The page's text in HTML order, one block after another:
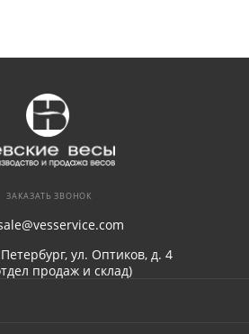
ЗАКАЗАТЬ ЗВОНОК
ул. Оптиков, д. 4
продаж и склад)